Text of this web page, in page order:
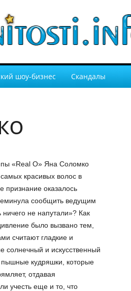
шоу-бизнес Скандалы
«Real O» Яна Соломко
красивых волос в
признание оказалось
сообщить ведущим
не напутали»? Как
было вызвано тем,
считают гладкие и
солнечный и искусственный
кудряшки, которые
отдавая
учесть еще и то, что